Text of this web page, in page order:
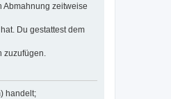
Abmahnung zeitweise
Du gestattest dem
zuzufügen.
handelt;